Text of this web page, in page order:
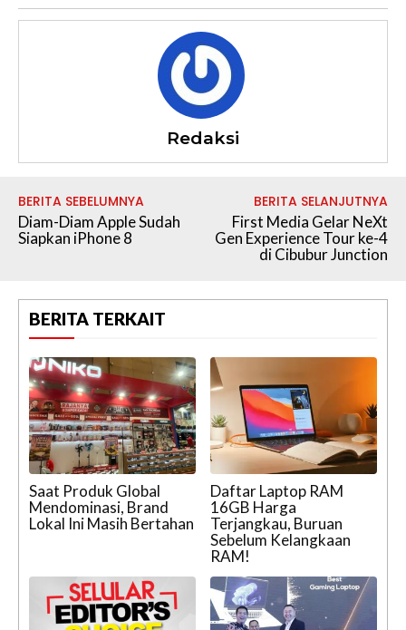
Redaksi
BERITA SEBELUMNYA
Diam-Diam Apple Sudah
Siapkan iPhone 8
BERITA SELANJUTNYA
First Media Gelar NeXt
Gen Experience Tour ke-4
di Cibubur Junction
BERITA TERKAIT
Saat Produk Global
Mendominasi, Brand
Lokal Ini Masih Bertahan
Daftar Laptop RAM
16GB Harga
Terjangkau, Buruan
Sebelum Kelangkaan
RAM!